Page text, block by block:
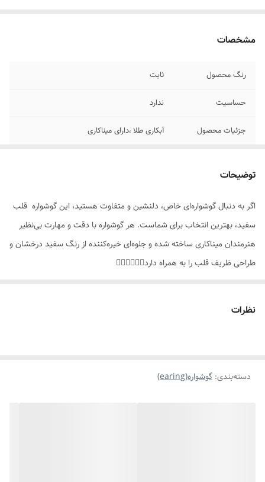
مشخصات
رنگ محصول ثابت
حساسیت ندارد
جزئیات محصول آبکاری طلا ،دارای میناکاری
توضیحات
اگر به دنبال گوشواره‌ای خاص، دلنشین و متفاوت هستید، این گوشواره‌ قلب
سفید، بهترین انتخاب برای شماست. هر گوشواره با دقت و مهارت بی‌نظیر
هنرمندان میناکاری ساخته شده و جلوه‌ای خیره‌کننده از رنگ سفید درخشان و
طراحی ظریف قلب را به همراه دارد👌🏻👌🏻🤍✨️
رسمی، این گوشواره‌ها به راحتی با هر استایلی هماهنگ می‌شوند.
تازه به ظاهر شما می‌بخشد و حس پاکیزگی و سادگی را القا می‌کند.
نظرات
دسته‌بندی: گوشواره(earing)